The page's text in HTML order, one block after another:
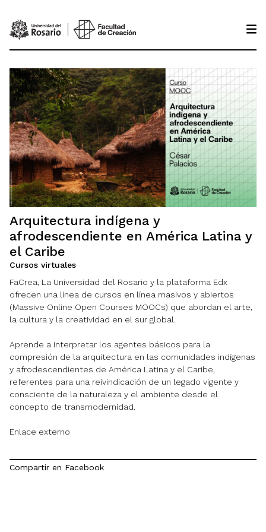
Arquitectura indígena y
afrodescendiente en América Latina y
el Caribe
Cursos virtuales
FaCrea, La Universidad del Rosario y la plataforma Edx
ofrecen una línea de cursos en línea masivos y abiertos
(Massive Online Open Courses MOOCs) que abordan el arte,
la cultura y la creatividad en el sur global.
Aprende a interpretar los agentes básicos para la
compresión de la arquitectura en las comunidades indígenas
y afrodescendientes de América Latina y el Caribe,
referentes para una reivindicación de un legado vigente y
consciente de la naturaleza y el ambiente desde el
concepto de transmodernidad.
Enlace externo
Compartir en Facebook